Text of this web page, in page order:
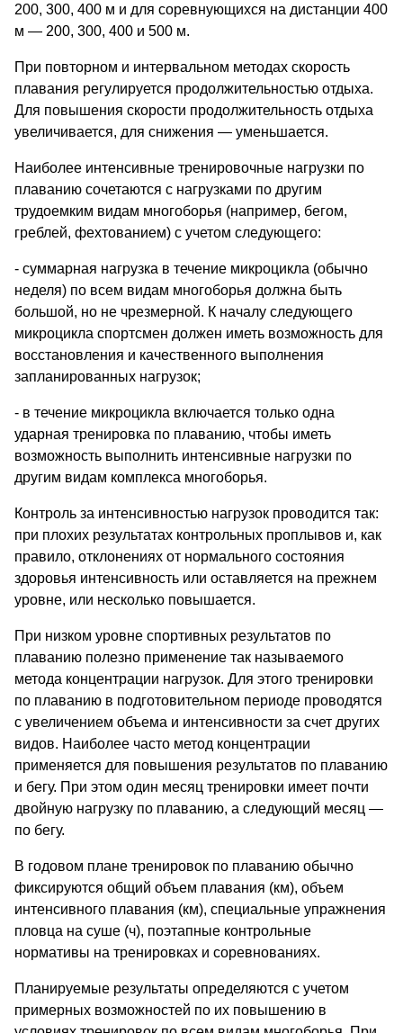
200, 300, 400 м и для соревнующихся на дистанции 400
м — 200, 300, 400 и 500 м.
При повторном и интервальном методах скорость
плавания регулируется продолжительностью отдыха.
Для повышения скорости продолжительность отдыха
увеличивается, для снижения — уменьшается.
Наиболее интенсивные тренировочные нагрузки по
плаванию сочетаются с нагрузками по другим
трудоемким видам многоборья (например, бегом,
греблей, фехтованием) с учетом следующего:
- суммарная нагрузка в течение микроцикла (обычно
неделя) по всем видам многоборья должна быть
большой, но не чрезмерной. К началу следующего
микроцикла спортсмен должен иметь возможность для
восстановления и качественного выполнения
запланированных нагрузок;
- в течение микроцикла включается только одна
ударная тренировка по плаванию, чтобы иметь
возможность выполнить интенсивные нагрузки по
другим видам комплекса многоборья.
Контроль за интенсивностью нагрузок проводится так:
при плохих результатах контрольных проплывов и, как
правило, отклонениях от нормального состояния
здоровья интенсивность или оставляется на прежнем
уровне, или несколько повышается.
При низком уровне спортивных результатов по
плаванию полезно применение так называемого
метода концентрации нагрузок. Для этого тренировки
по плаванию в подготовительном периоде проводятся
с увеличением объема и интенсивности за счет других
видов. Наиболее часто метод концентрации
применяется для повышения результатов по плаванию
и бегу. При этом один месяц тренировки имеет почти
двойную нагрузку по плаванию, а следующий месяц —
по бегу.
В годовом плане тренировок по плаванию обычно
фиксируются общий объем плавания (км), объем
интенсивного плавания (км), специальные упражнения
пловца на суше (ч), поэтапные контрольные
нормативы на тренировках и соревнованиях.
Планируемые результаты определяются с учетом
примерных возможностей по их повышению в